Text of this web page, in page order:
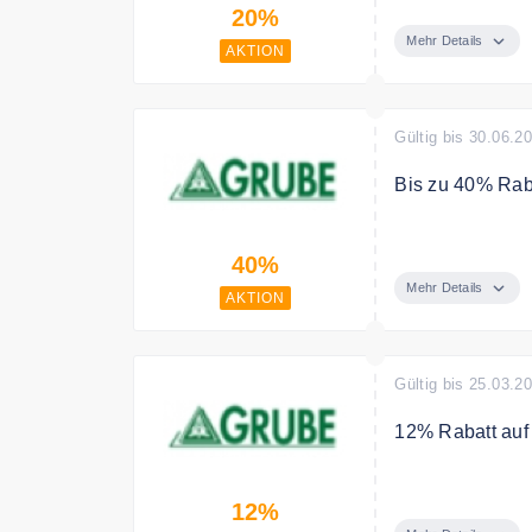
20%
AKTION
weitere 20 %
Mehr Details
40%
AKTION
Gültig bis
Bis zu 40%
Mehr Details
12%
Gültig bis
12% Rabatt